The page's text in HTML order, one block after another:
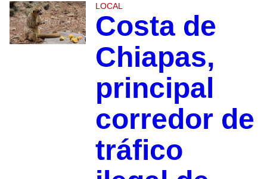
LOCAL
Costa de
Chiapas,
principal
corredor de
tráfico